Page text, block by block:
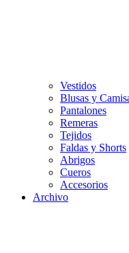
Vestidos
Blusas y
Pantalones
Remeras
Tejidos
Faldas y Shorts
Abrigos
Cueros
Accesorios
Archivo